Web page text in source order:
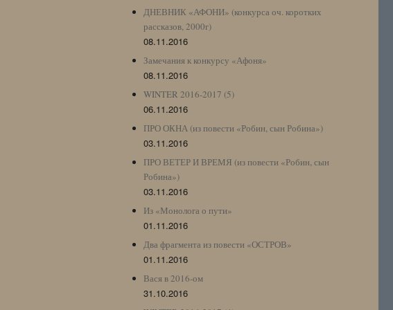
ДНЕВНИК «АФОНИ» (конкурса оч. коротких
рассказов, 2000г)
08.11.2016
Замечания к конкурсу «Афоня»
08.11.2016
WINTER 2016-2017 (5)
06.11.2016
ПРО ОКНА (из повести «Робин, сын Робина»)
03.11.2016
ПРО ВЕТЕР И ВРЕМЯ (из повести «Робин, сын
Робина»)
03.11.2016
Из «Монолога о пути»
01.11.2016
Два фрагмента из повести «ОСТРОВ»
01.11.2016
Вася в 2016-ом
31.10.2016